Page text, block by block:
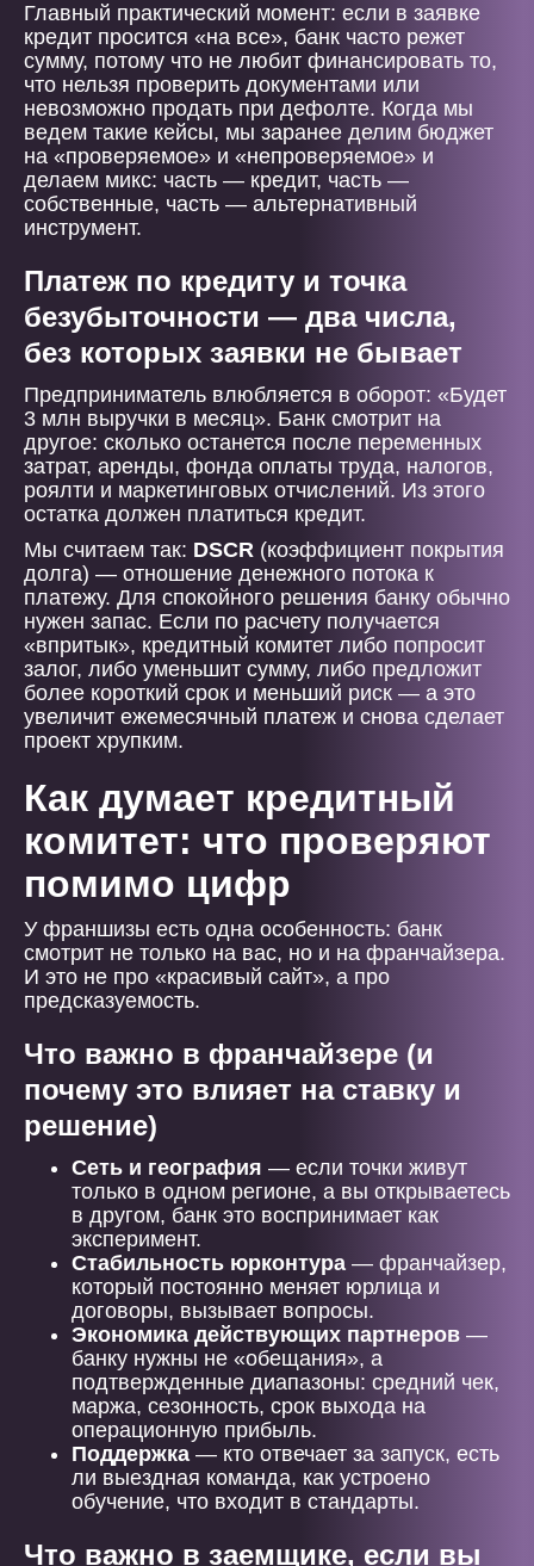
Главный практический момент: если в заявке
кредит просится «на все», банк часто режет
сумму, потому что не любит финансировать то,
что нельзя проверить документами или
невозможно продать при дефолте. Когда мы
ведем такие кейсы, мы заранее делим бюджет
на «проверяемое» и «непроверяемое» и
делаем микс: часть — кредит, часть —
собственные, часть — альтернативный
инструмент.
Платеж по кредиту и точка
безубыточности — два числа,
без которых заявки не бывает
Предприниматель влюбляется в оборот: «Будет
3 млн выручки в месяц». Банк смотрит на
другое: сколько останется после переменных
затрат, аренды, фонда оплаты труда, налогов,
роялти и маркетинговых отчислений. Из этого
остатка должен платиться кредит.
Мы считаем так: DSCR (коэффициент покрытия
долга) — отношение денежного потока к
платежу. Для спокойного решения банку обычно
нужен запас. Если по расчету получается
«впритык», кредитный комитет либо попросит
залог, либо уменьшит сумму, либо предложит
более короткий срок и меньший риск — а это
увеличит ежемесячный платеж и снова сделает
проект хрупким.
Как думает кредитный
комитет: что проверяют
помимо цифр
У франшизы есть одна особенность: банк
смотрит не только на вас, но и на франчайзера.
И это не про «красивый сайт», а про
предсказуемость.
Что важно в франчайзере (и
почему это влияет на ставку и
решение)
Сеть и география — если точки живут
только в одном регионе, а вы открываетесь
в другом, банк это воспринимает как
эксперимент.
Стабильность юрконтура — франчайзер,
который постоянно меняет юрлица и
договоры, вызывает вопросы.
Экономика действующих партнеров —
банку нужны не «обещания», а
подтвержденные диапазоны: средний чек,
маржа, сезонность, срок выхода на
операционную прибыль.
Поддержка — кто отвечает за запуск, есть
ли выездная команда, как устроено
обучение, что входит в стандарты.
Что важно в заемщике, если вы